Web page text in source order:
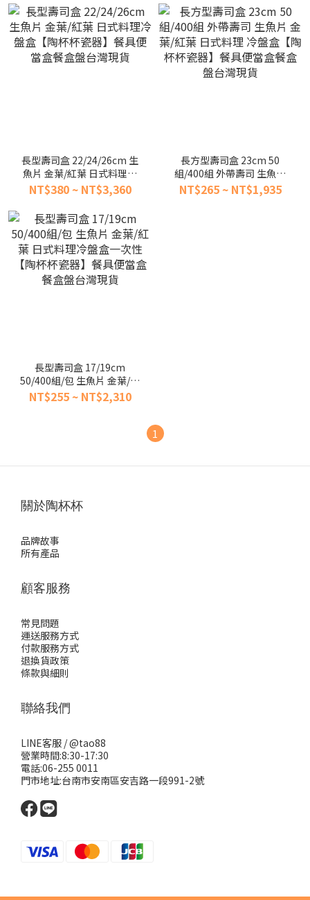
長型壽司盒 22/24/26cm 生
魚片 金葉/紅葉 日式料理冷
盤盒【陶杯杯瓷器】餐具便
當盒餐盒盤台灣現貨
NT$380 ~ NT$3,360
長方型壽司盒 23cm 50
組/400組 外帶壽司 生魚片
金葉/紅葉 日式料理 冷盤盒
【陶杯杯瓷器】餐具便當盒
NT$265 ~ NT$1,935
長型壽司盒 17/19cm
50/400組/包 生魚片 金葉/紅
葉 日式料理冷盤盒一次性
【陶杯杯瓷器】餐具便當盒
NT$255 ~ NT$2,310
1
關於陶杯杯
品牌故事
所有產品
顧客服務
常見問題
運送服務方式
付款服務方式
退換貨政策
條款與細則
聯絡我們
LINE客服 /@tao88
營業時間:8:30-17:30
電話:06-255 0011
門市地址:台南市安南區安吉路一段991-2號